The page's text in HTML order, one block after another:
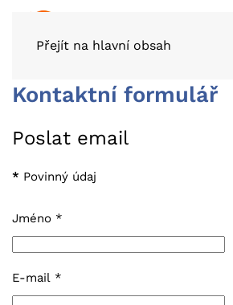
Přejít na hlavní obsah
Kontaktní formulář
Poslat email
* Povinný údaj
Jméno *
E-mail *